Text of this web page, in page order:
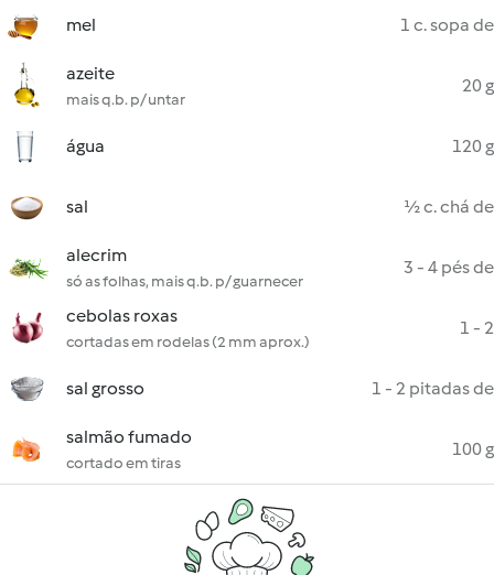
mel 1 c. sopa de
azeite
mais q.b. p/ untar
20 g
água 120 g
sal ½ c. chá de
alecrim
só as folhas, mais q.b. p/ guarnecer
3 - 4 pés de
cebolas roxas
cortadas em rodelas (2 mm aprox.)
1 - 2
sal grosso 1 - 2 pitadas de
salmão fumado
cortado em tiras
100 g